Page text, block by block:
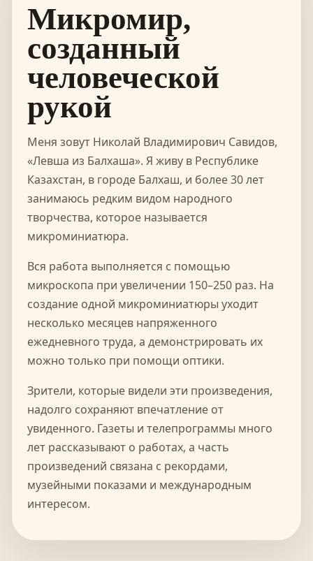
Микромир,
созданный
человеческой
рукой
Меня зовут Николай Владимирович Савидов,
«Левша из Балхаша». Я живу в Республике
Казахстан, в городе Балхаш, и более 30 лет
занимаюсь редким видом народного
творчества, которое называется
микроминиатюра.
Вся работа выполняется с помощью
микроскопа при увеличении 150–250 раз. На
создание одной микроминиатюры уходит
несколько месяцев напряженного
ежедневного труда, а демонстрировать их
можно только при помощи оптики.
Зрители, которые видели эти произведения,
надолго сохраняют впечатление от
увиденного. Газеты и телепрограммы много
лет рассказывают о работах, а часть
произведений связана с рекордами,
музейными показами и международным
интересом.